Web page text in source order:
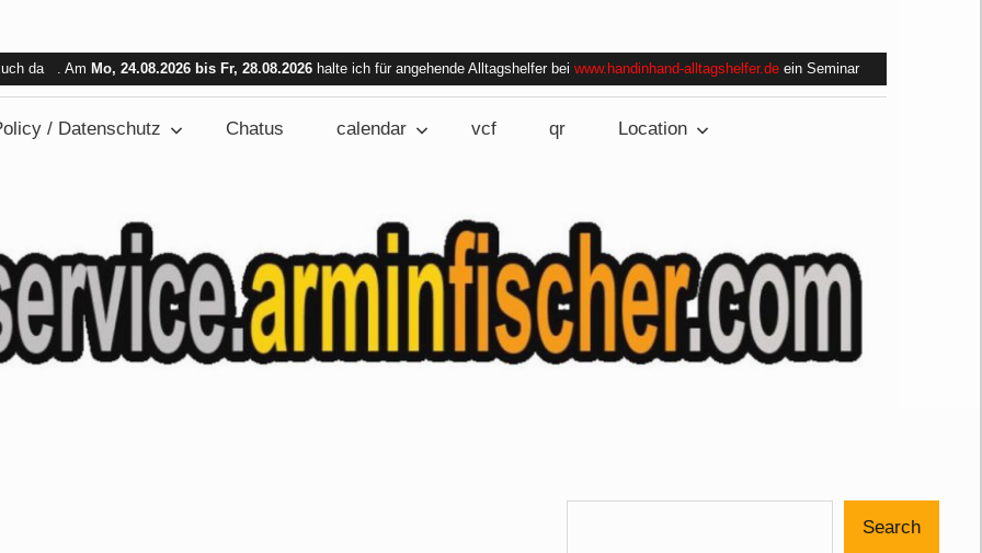
da . Am Mo, 24.08.2026 bis Fr, 28.08.2026 halte ich für angehende Alltagshelfer bei www.handinhand-alltagshelfer.de ein Seminar
Am Mi. 26.08.2026 sind wir nicht verfügbar.
/ Datenschutz Chatus calendar vcf qr Location
Search